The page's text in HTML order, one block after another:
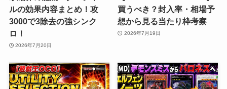
ルの効果内容まとめ！攻
3000で3除去の強シンク
ロ！
2026年7月20日
買うべき？封入率・相場予
想から見る当たり枠考察
2026年7月19日